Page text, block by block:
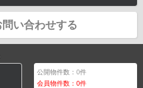
問い合わせする
公開物件数：0件
会員物件数：0件